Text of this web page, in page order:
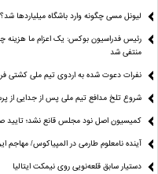
لیونل مسی چگونه وارد باشگاه میلیاردها شد؟
رئیس فدراسیون بوکس: یک اعزام ما هزینه
منتفی شد
نفرات دعوت شده به اردوی تیم ملی کشتی
شروع تلخ مدافع تیم ملی پس از جدایی از
کمیسیون اصل نود مجلس قانع نشد؛ تایید
آینده نامعلوم طارمی در المپیاکوس/ مهاجم
دستیار سابق قلعه‌نویی روی نیمکت ایتالیا